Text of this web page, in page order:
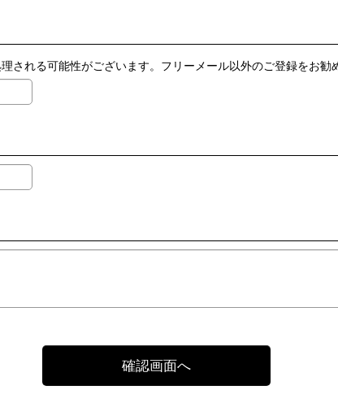
れる可能性がございます。フリーメール以外のご登録をお勧
確認画面へ